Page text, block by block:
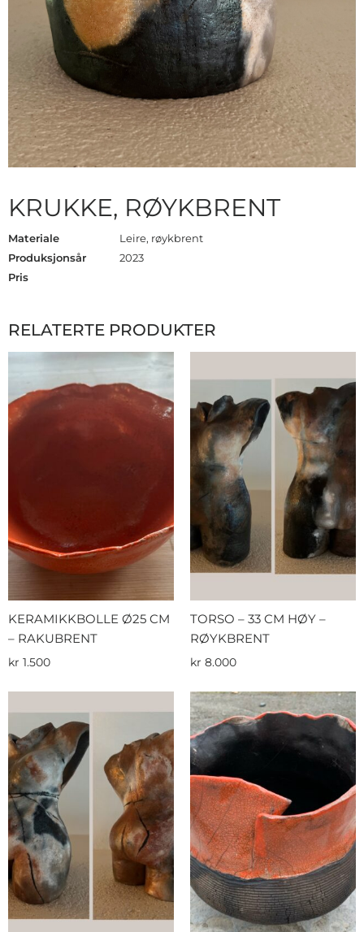
KRUKKE, RØYKBRENT
Materiale
Produksjonsår
Pris
Leire, røykbrent
2023
RELATERTE PRODUKTER
KERAMIKKBOLLE Ø25 CM
– RAKUBRENT
kr 1.500
TORSO – 33 CM HØY –
RØYKBRENT
kr 8.000